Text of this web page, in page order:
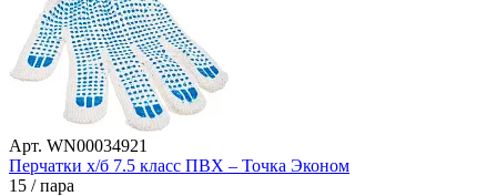
Арт. WN00034921
Перчатки х/б 7.5 класс ПВХ – Точка Эконом
15 / пара